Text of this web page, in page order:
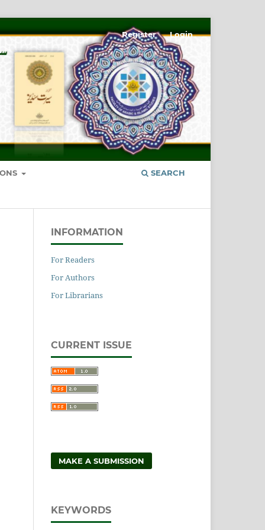
SEARCH
Register Login
INFORMATION
For Readers
For Authors
For Librarians
CURRENT ISSUE
MAKE A SUBMISSION
KEYWORDS